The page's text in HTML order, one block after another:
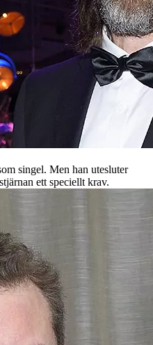
singel. Men han utesluter
ett speciellt krav.